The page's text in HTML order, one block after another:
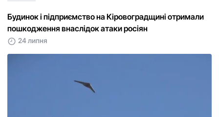
Будинок і підприємство на Кіровоградщині отримали
пошкодження внаслідок атаки росіян
24 липня